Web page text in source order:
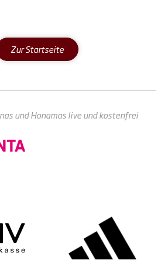
Zur Startseite
und Honamas live und kostenfrei